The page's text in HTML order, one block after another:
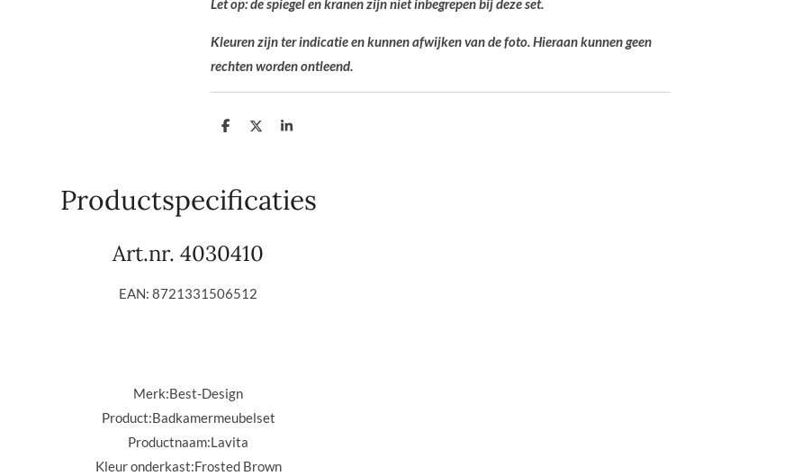
Let op: de spiegel en kranen zijn niet inbegrepen bij deze set.
Kleuren zijn ter indicatie en kunnen afwijken van de foto. Hieraan kunnen geen
rechten worden ontleend.
D
D
S
Productspecificaties
Art.nr. 4030410
EAN: 8721331506512
Merk:Best-Design
Product:Badkamermeubelset
Productnaam:Lavita
Kleur onderkast:Frosted Brown